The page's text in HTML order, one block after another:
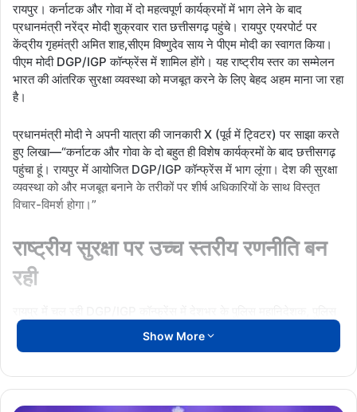
रायपुर। कर्नाटक और गोवा में दो महत्वपूर्ण कार्यक्रमों में भाग लेने के बाद
प्रधानमंत्री नरेंद्र मोदी शुक्रवार रात छत्तीसगढ़ पहुंचे। रायपुर एयरपोर्ट पर
केंद्रीय गृहमंत्री अमित शाह,सीएम विष्णुदेव साय ने पीएम मोदी का स्वागत किया।
पीएम मोदी DGP/IGP कॉन्फ्रेंस में शामिल होंगे। यह राष्ट्रीय स्तर का सम्मेलन
भारत की आंतरिक सुरक्षा व्यवस्था को मजबूत करने के लिए बेहद अहम माना जा रहा
है।
प्रधानमंत्री मोदी ने अपनी यात्रा की जानकारी X (पूर्व में ट्विटर) पर साझा करते
हुए लिखा—“कर्नाटक और गोवा के दो बहुत ही विशेष कार्यक्रमों के बाद छत्तीसगढ़
पहुंचा हूं। रायपुर में आयोजित DGP/IGP कॉन्फ्रेंस में भाग लूंगा। देश की सुरक्षा
व्यवस्था को और मजबूत बनाने के तरीकों पर शीर्ष अधिकारियों के साथ विस्तृत
विचार-विमर्श होगा।”
राष्ट्रीय सुरक्षा पर उच्च स्तरीय रणनीति बन
रही
महानिरीक्षक, विभिन्न सुरक्षा एजेंसियों के शीर्ष अधिकारीभाग ले रहे हैं।सम्मेलन के
दौरान आतंकवाद, नक्सलवाद, साइबर अपराध, संगठित अपराध और सीमा सुरक्षा
Show More